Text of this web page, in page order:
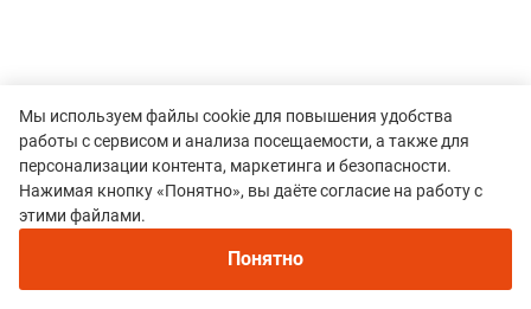
Рекомендуем
Непромокаемые кроссовки для бега зимой и
трейлраннинга 2026. Для города и
Мы используем файлы cookie для повышения удобства
работы с сервисом и анализа посещаемости, а также для
персонализации контента, маркетинга и безопасности.
Нажимая кнопку «Понятно», вы даёте согласие на работу с
этими файлами.
Понятно